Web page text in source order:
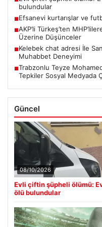
bulundular
■Efsanevi kurtarışlar ve
■AKP’li Türkeş’ten
Üzerine Düşünceler
■Kelebek chat adresi İle
Muhabbet Deneyimi
■Trabzonlu Teyze
Tepkiler Sosyal Medyada
Güncel
08/10/2026
Evli çiftin şüpheli ölümü:
ölü bulundular